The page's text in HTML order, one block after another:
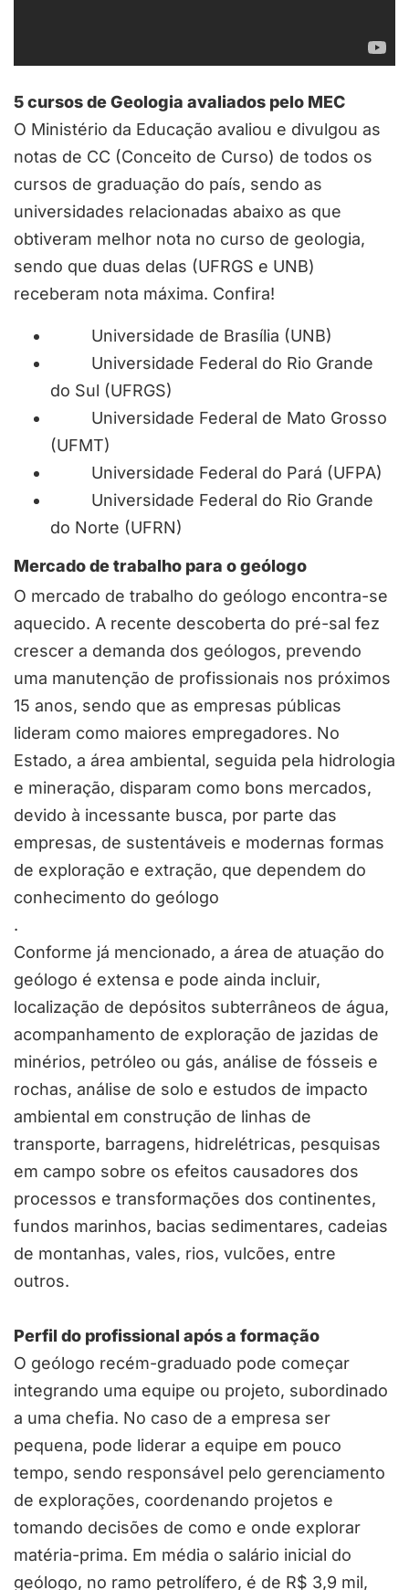
5 cursos de Geologia avaliados pelo MEC
O Ministério da Educação avaliou e divulgou as
notas de CC (Conceito de Curso) de todos os
cursos de graduação do país, sendo as
universidades relacionadas abaixo as que
obtiveram melhor nota no curso de geologia,
sendo que duas delas (UFRGS e UNB)
receberam nota máxima. Confira!
Universidade de Brasília (UNB)
Universidade Federal do Rio Grande
do Sul (UFRGS)
Universidade Federal de Mato Grosso
(UFMT)
Universidade Federal do Pará (UFPA)
Universidade Federal do Rio Grande
do Norte (UFRN)
Mercado de trabalho para o geólogo
O mercado de trabalho do geólogo encontra-se
aquecido. A recente descoberta do pré-sal fez
crescer a demanda dos geólogos, prevendo
uma manutenção de profissionais nos próximos
15 anos, sendo que as empresas públicas
lideram como maiores empregadores. No
Estado, a área ambiental, seguida pela hidrologia
e mineração, disparam como bons mercados,
devido à incessante busca, por parte das
empresas, de sustentáveis e modernas formas
de exploração e extração, que dependem do
conhecimento do geólogo
.
Conforme já mencionado, a área de atuação do
geólogo é extensa e pode ainda incluir,
localização de depósitos subterrâneos de água,
acompanhamento de exploração de jazidas de
minérios, petróleo ou gás, análise de fósseis e
rochas, análise de solo e estudos de impacto
ambiental em construção de linhas de
transporte, barragens, hidrelétricas, pesquisas
em campo sobre os efeitos causadores dos
processos e transformações dos continentes,
fundos marinhos, bacias sedimentares, cadeias
de montanhas, vales, rios, vulcões, entre
outros.
Perfil do profissional após a formação
O geólogo recém-graduado pode começar
integrando uma equipe ou projeto, subordinado
a uma chefia. No caso de a empresa ser
pequena, pode liderar a equipe em pouco
tempo, sendo responsável pelo gerenciamento
de explorações, coordenando projetos e
tomando decisões de como e onde explorar
matéria-prima. Em média o salário inicial do
geólogo, no ramo petrolífero, é de R$ 3,9 mil,